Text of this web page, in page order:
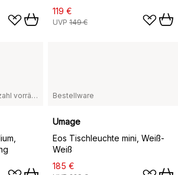
119 €
UVP 149 €
Nur begrenzte Stückzahl vorrätig Bestellware
Umage
Eos Tischleuchte mini, Weiß-
Weiß
185 €